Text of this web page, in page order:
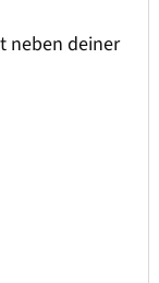
neben deiner